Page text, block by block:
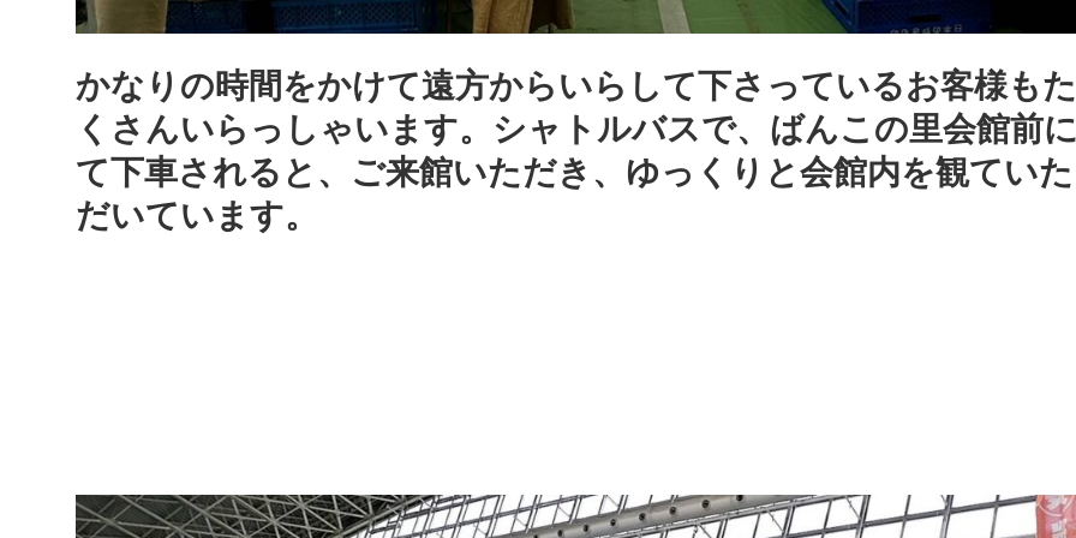
かなりの時間をかけて遠方からいらして下さっているお客様もた
くさんいらっしゃいます。シャトルバスで、ばんこの里会館前
て下車されると、ご来館いただき、ゆっくりと会館内を観ていた
だいています。